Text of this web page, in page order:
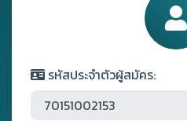
รหัสประจำตัวผู้สมัคร: